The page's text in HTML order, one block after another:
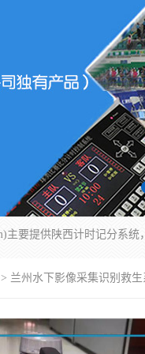
> 兰州水下影像采集识别救